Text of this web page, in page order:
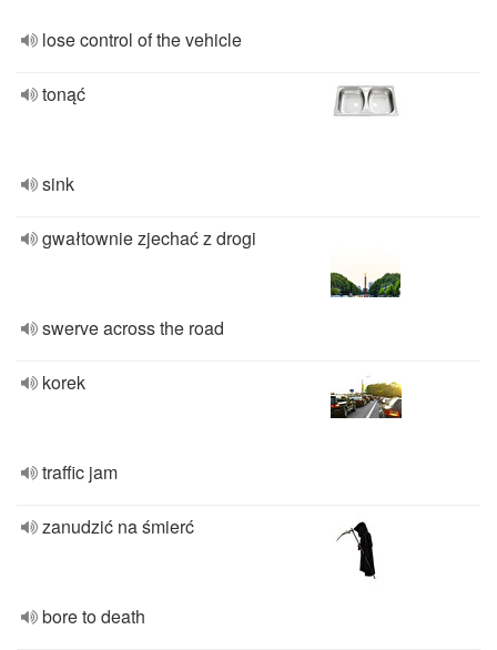
lose control of the vehicle
tonąć
sink
gwałtownie zjechać z drogi
swerve across the road
korek
traffic jam
zanudzić na śmierć
bore to death